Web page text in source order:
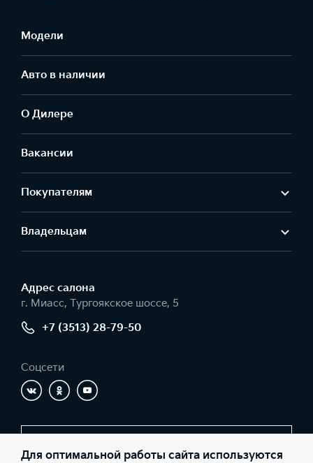
Модели
Авто в наличии
О Дилере
Вакансии
Покупателям
Владельцам
Адрес салонa
г. Миасс, Тургоякское шоссе, 5
+7 (3513) 28-79-50
Соцсети
Для оптимальной работы сайта используются